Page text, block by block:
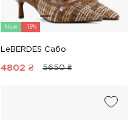
New -15%
LeBERDES Сабо
4802 ₴ 5650 ₴